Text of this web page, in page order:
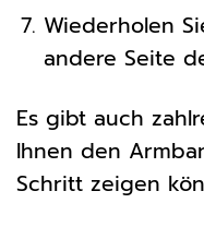
Wiederholen
andere Seite
Es gibt auch
Ihnen den
Schritt zeigen